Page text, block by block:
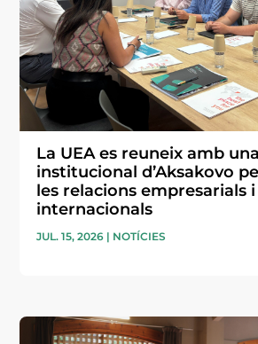
La UEA es reuneix amb
institucional d’Aksakovo
les relacions empresarials i
internacionals
JUL. 15, 2026 | NOTÍCIES